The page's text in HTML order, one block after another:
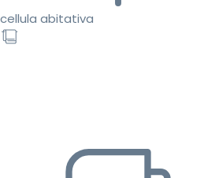
cellula abitativa